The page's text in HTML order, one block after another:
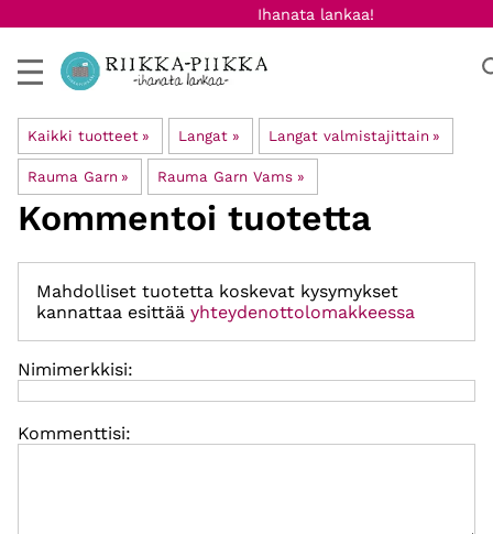
Ihanata lankaa!
Kaikki tuotteet ‪» Langat ‪» Langat valmistajittain ‪»
Rauma Garn ‪» Rauma Garn Vams ‪»
Kommentoi tuotetta
Mahdolliset tuotetta koskevat kysymykset
kannattaa esittää yhteydenottolomakkeessa
Nimimerkkisi:
Kommenttisi: